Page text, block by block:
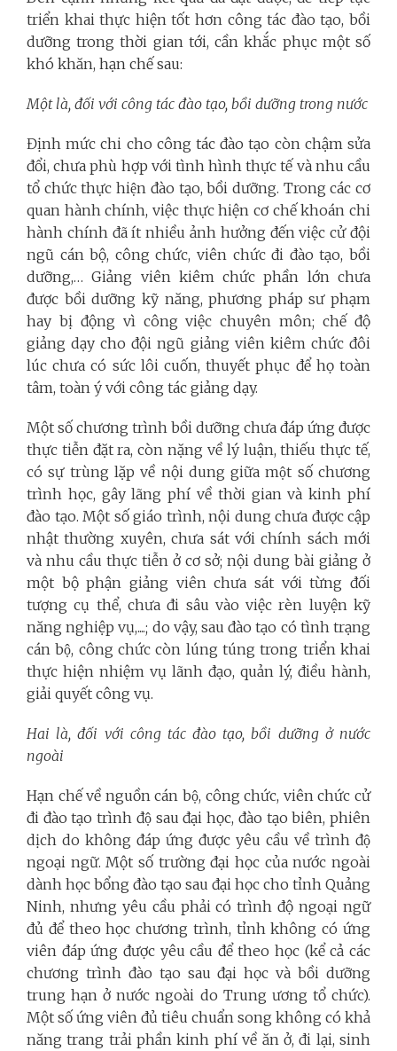
triển khai thực hiện tốt hơn công tác đào tạo, bồi
dưỡng trong thời gian tới, cần khắc phục một số
khó khăn, hạn chế sau:
Một là, đối với công tác đào tạo, bồi dưỡng trong nước
Định mức chi cho công tác đào tạo còn chậm sửa
đổi, chưa phù hợp với tình hình thực tế và nhu cầu
tổ chức thực hiện đào tạo, bồi dưỡng. Trong các cơ
quan hành chính, việc thực hiện cơ chế khoán chi
hành chính đã ít nhiều ảnh hưởng đến việc cử đội
ngũ cán bộ, công chức, viên chức đi đào tạo, bồi
dưỡng,… Giảng viên kiêm chức phần lớn chưa
được bồi dưỡng kỹ năng, phương pháp sư phạm
hay bị động vì công việc chuyên môn; chế độ
giảng dạy cho đội ngũ giảng viên kiêm chức đôi
lúc chưa có sức lôi cuốn, thuyết phục để họ toàn
tâm, toàn ý với công tác giảng dạy.
Một số chương trình bồi dưỡng chưa đáp ứng được
thực tiễn đặt ra, còn nặng về lý luận, thiếu thực tế,
có sự trùng lặp về nội dung giữa một số chương
trình học, gây lãng phí về thời gian và kinh phí
đào tạo. Một số giáo trình, nội dung chưa được cập
nhật thường xuyên, chưa sát với chính sách mới
và nhu cầu thực tiễn ở cơ sở; nội dung bài giảng ở
một bộ phận giảng viên chưa sát với từng đối
tượng cụ thể, chưa đi sâu vào việc rèn luyện kỹ
năng nghiệp vụ,....; do vậy, sau đào tạo có tình trạng
cán bộ, công chức còn lúng túng trong triển khai
thực hiện nhiệm vụ lãnh đạo, quản lý, điều hành,
giải quyết công vụ.
Hai là, đối với công tác đào tạo, bồi dưỡng ở nước
ngoài
Hạn chế về nguồn cán bộ, công chức, viên chức cử
đi đào tạo trình độ sau đại học, đào tạo biên, phiên
dịch do không đáp ứng được yêu cầu về trình độ
ngoại ngữ. Một số trường đại học của nước ngoài
dành học bổng đào tạo sau đại học cho tỉnh Quảng
Ninh, nhưng yêu cầu phải có trình độ ngoại ngữ
đủ để theo học chương trình, tỉnh không có ứng
viên đáp ứng được yêu cầu để theo học (kể cả các
chương trình đào tạo sau đại học và bồi dưỡng
trung hạn ở nước ngoài do Trung ương tổ chức).
Một số ứng viên đủ tiêu chuẩn song không có khả
năng trang trải phần kinh phí về ăn ở, đi lại, sinh